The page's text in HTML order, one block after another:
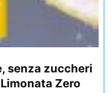
senza zuccheri
Zero